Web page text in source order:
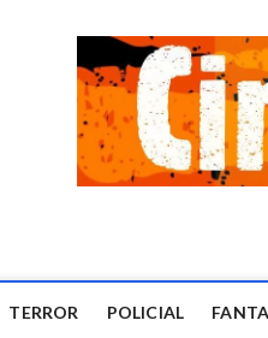
TERROR POLICIAL